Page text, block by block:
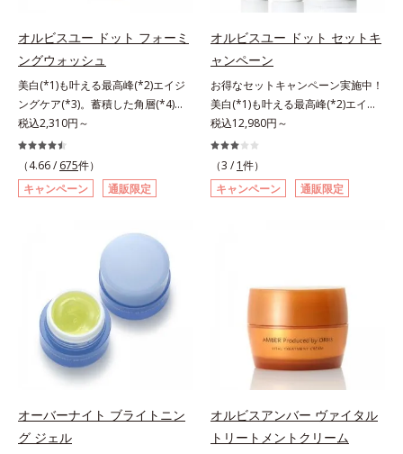
180回（3ヵ月程度）各商品の詳し
い情報は商品ページをご覧くださ
い。・BEAUTY夏祭りは、こちら
シリーズは美容成分(*7)として
「G.D.F.アクティベーター(*8)」を
配合。そして、従来から配合してい
る美白(*1)有効成分「トラネキサム
酸」を配合しました。さらに、シリ
ーズ共通の美容成分「GLルートブ
ースター(*9)」を配合することで、
肌のふっくら感や透明感を叶えま
す。美白ケアしながら多角的なエイ
ジングケアが叶うシリーズに。3ス
感を。効果的なシナジー設計で、あ
なたのエイジングケアを応援しま
す。*1 メラニンの生成を抑え、シ
ミ・ソバカスを防ぐ（ウォッシュを
除く）*2 オルビス内スキンケアシ
リーズの保湿力*3 年齢に応じたお
手入れのこと*4 うるおいによる
*5 乾燥、ハリ・ツヤのなさ*6
セラカエルレア果汁、ノバラエキス
配合＝うるおいを与えハリと透明感
に満ちた肌へ導く保湿成分*9 メマ
そこでオルビスユー ドットシリー
ズは美容成分(*8)として「G.D.F.ア
クティベーター(*9)」を配合。そし
て、従来から配合している美白(*1)
有効成分「トラネキサム酸」を配合
しました。さらに、シリーズ共通の
美容成分「GLルートブースター
(*10)」を配合することで、肌のふ
っくら感や透明感を叶えます。美白
ケアしながら多角的なエイジングケ
アが叶うシリーズに。3ステップで
スを防ぐ（ウォッシュを除く）*2
オルビス内スキンケアシリーズの保
湿力*3 年齢に応じたお手入れのこ
と*4 角層まで*5 うるおいによ
る*6 乾燥、ハリ・ツヤのなさ
*7 乾燥による*8 保湿成分*9
ロニセラカエルレア果汁、ノバラエ
キス配合＝うるおいを与えハリと透
明感に満ちた肌へ導く保湿成分
オルビスユー ドット フォーミ
ングウォッシュ
美白(*1)も叶える最高峰(*2)エイジ
ングケア(*3)。蓄積した角層(*4)を
絡めとりくすみ(*5)を晴らす高密着
マイルドピーリング(*6)洗顔料。ハ
リも透明感(*7)も結果主義。年齢サ
イン(*8)の因子に着目した肌科学エ
イジングケア(*3)シリーズ。オルビ
よる肌悩み一つ一つを対処するので
はなく、肌で起きていることの根本
原因に着目。加齢とともに現れる年
齢サインについて研究を進めたとこ
ろ、弾力感のない状態である「ハリ
のなさ」や、くすみ(*5)などが現れ
ている状態である「透明感のなさ」
が、大人の肌印象に大きな影響を与
えていることがわかりました。そこ
でオルビスユー ドットシリーズは
美容成分(*9)として「G.D.F.アクテ
ィベーター(*10)」を配合。そし
税込2,310円～
（4.66 / 675件）
キャンペーン
通販限定
オルビスユー ドット セットキ
ャンペーン
お得なセットキャンペーン実施中！
美白(*1)も叶える最高峰(*2)エイジ
ングケア(*3)。ハリも透明感(*4)も
結果主義。年齢サイン(*5)の因子に
着目した肌科学エイジングケア(*3)
シリーズ。オルビスユー ドットシ
リーズは、年齢による肌悩み一つ一
ない状態である「ハリのなさ」や、
くすみ(*6)などが現れている状態で
ある「透明感のなさ」が現れること
で大人の肌印象に大きな影響を与え
ていることが分かりました。そこで
オルビスユー ドットシリーズは美
容成分(*7)として「G.D.F.アクティ
ベーター(*8)」を配合。そして、従
来から配合している美白有効成分
税込12,980円～
（3 / 1件）
キャンペーン
通販限定
オーバーナイト ブライトニン
グ ジェル
オルビスアンバー ヴァイタル
トリートメントクリーム